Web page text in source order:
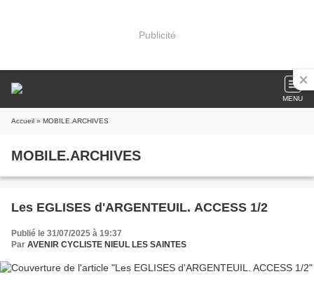
Publicité
MENU
Accueil » MOBILE.ARCHIVES
MOBILE.ARCHIVES
Les EGLISES d'ARGENTEUIL. ACCESS 1/2
Publié le 31/07/2025 à 19:37
Par AVENIR CYCLISTE NIEUL LES SAINTES